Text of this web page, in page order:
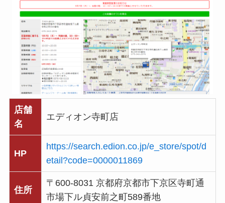
店舗
名
エディオン寺町店
HP
https://search.edion.co.jp/e_store/spot/d
etail?code=0000011869
住所
〒600-8031 京都府京都市下京区寺町通
市場下ル貞安前之町589番地